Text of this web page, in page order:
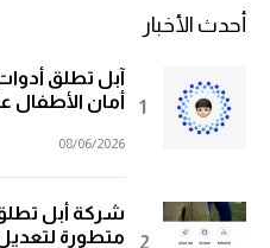
أحدث الأخبار
آبل تطلق أدوات
أمان الأطفال
08/06/2026
شركة أبل
متطورة